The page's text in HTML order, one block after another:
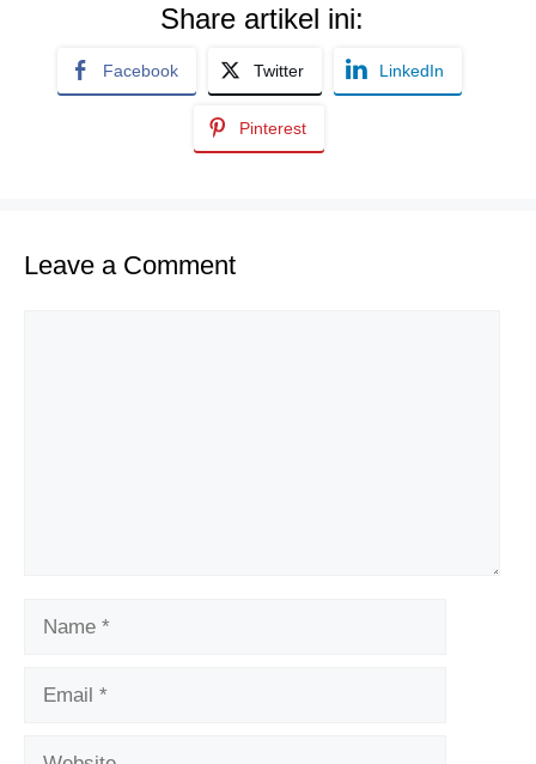
Share artikel ini:
Facebook Twitter LinkedIn
Pinterest
Leave a Comment
Name
Email
Website